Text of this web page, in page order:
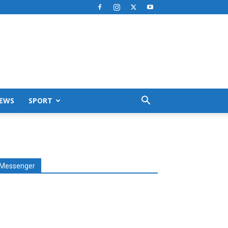
SPORT
Messenger